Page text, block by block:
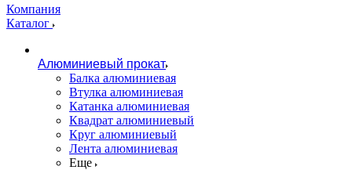
Компания
Каталог
Алюминиевый прокат
Балка алюминиевая
Втулка алюминиевая
Катанка алюминиевая
Квадрат алюминиевый
Круг алюминиевый
Лента алюминиевая
Еще